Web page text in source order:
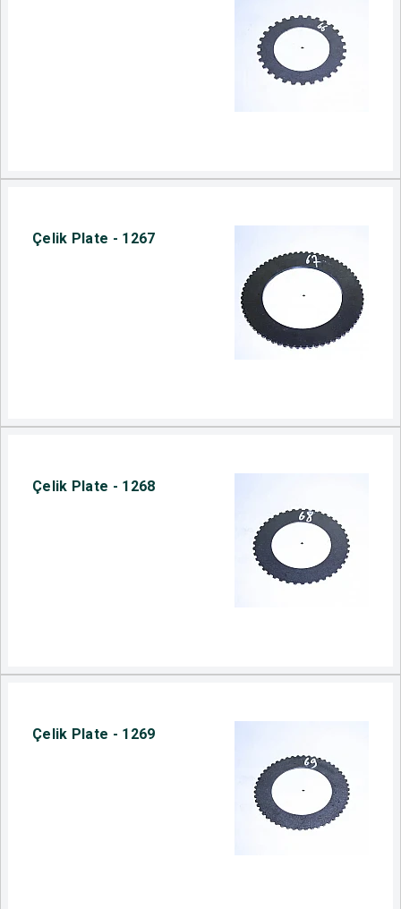
Çelik Plate - 1267
Çelik Plate - 1268
Çelik Plate - 1269